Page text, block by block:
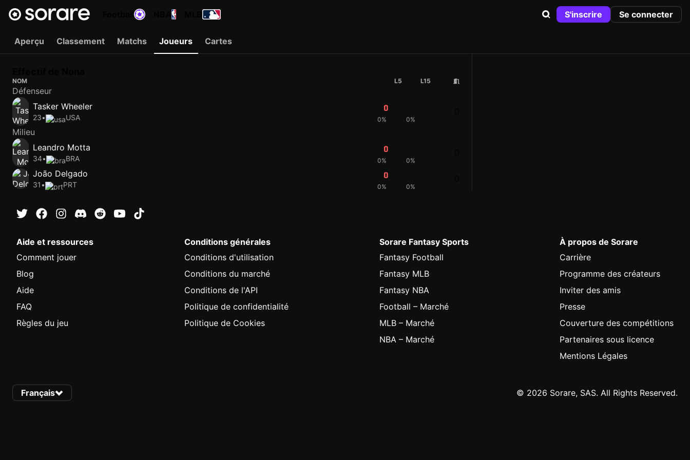
S'inscrire Se connecter
Aperçu Classement Matchs Joueurs Cartes
NOM L5 L15
Défenseur
Tasker Wheeler
23• USA
0
0% 0%
Milieu
Leandro Motta
34• BRA
0
0% 0%
João Delgado
31• PRT
0
0% 0%
Aide et ressources
Comment jouer
Blog
Aide
FAQ
Règles du jeu
Conditions générales
Conditions d'utilisation
Conditions du marché
Conditions de l'API
Politique de confidentialité
Politique de Cookies
Sorare Fantasy Sports
Fantasy Football
Fantasy MLB
Fantasy NBA
Football – Marché
MLB – Marché
NBA – Marché
À propos de Sorare
Carrière
Programme des créateurs
Inviter des amis
Presse
Couverture des compétitions
Partenaires sous licence
Mentions Légales
Français © 2026 Sorare, SAS. All Rights Reserved.